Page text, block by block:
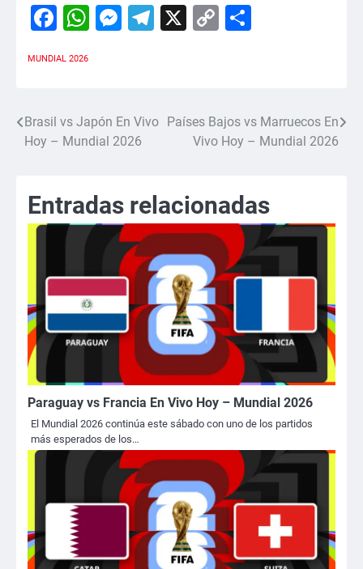
Facebook
WhatsApp
Messenger
Telegram
X
Copy
MUNDIAL 2026
Navegación
Brasil vs Japón En Vivo
Hoy – Mundial 2026
Países Bajos vs Marruecos En
Vivo Hoy – Mundial 2026
Entradas relacionadas
Paraguay vs Francia En Vivo Hoy – Mundial 2026
El Mundial 2026 continúa este sábado con uno de los partidos
más esperados de los…